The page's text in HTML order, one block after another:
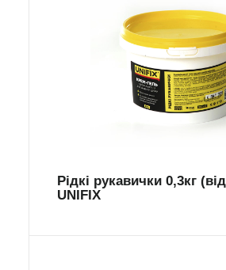
Рідкі рукавички 0,3кг
UNIFIX